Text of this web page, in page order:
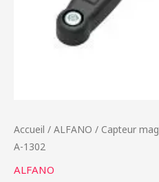
Accueil / ALFANO / Capteur
A-1302
ALFANO